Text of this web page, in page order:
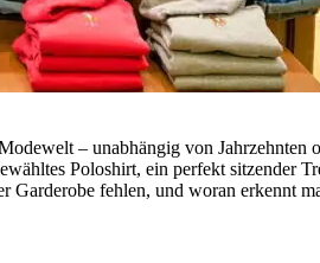
– unabhängig von
Poloshirt, ein perfekt sitzender
Garderobe fehlen, und woran erkennt